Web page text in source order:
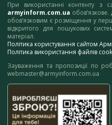
При використанні контенту з
armyinform.com.ua обов’язкове.
обов’язковим є розміщення у
відкритого для пошукових
матеріал.
Політика користування сайтом
Політика використання файлів
Зауваження та пропозиції по
webmaster@armyinform.com.ua